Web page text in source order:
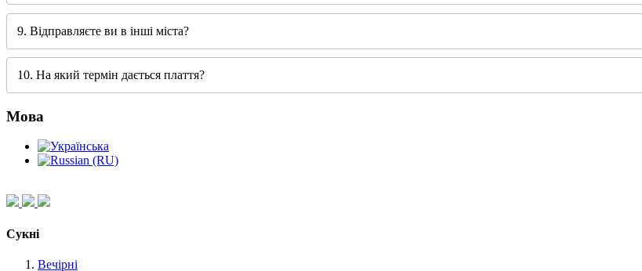
9. Відправляєте ви в інші міста?
10. На який термін дається плаття?
Мова
Сукні
Вечірні